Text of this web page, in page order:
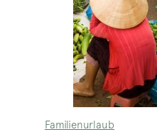
Familienurlaub